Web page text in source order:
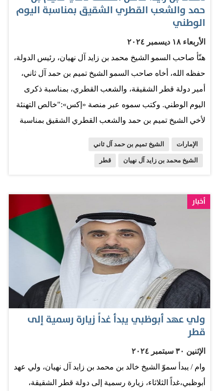
حمد والشعب القطري الشقيق بمناسبة اليوم
الوطني
الأربعاء ١٨ ديسمبر ٢٠٢٤
هنّأ صاحب السمو الشيخ محمد بن زايد آل نهيان، رئيس الدولة،
حفظه الله، أخاه صاحب السمو الشيخ تميم بن حمد آل ثاني،
أمير دولة قطر الشقيقة، والشعب القطري، بمناسبة ذكرى
اليوم الوطني. وكتب سموه عبر منصة «إكس»:"خالص التهنئة
لأخي الشيخ تميم بن حمد والشعب القطري الشقيق بمناسبة
شعبيهما وشعوب المنطقة. صادق الأمنيات لقطر وشعبها
الإمارات الشيخ تميم بن حمد آل ثاني
الشيخ محمد بن زايد آل نهيان قطر
أخبار
ولي عهد أبوظبي يبدأ غداً زيارة رسمية إلى
قطر
الإثنين ٣٠ سبتمبر ٢٠٢٤
وام / يبدأ سموّ الشيخ خالد بن محمد بن زايد آل نهيان، ولي عهد
أبوظبي،غداً الثلاثاء، زيارة رسمية إلى دولة قطر الشقيقة،